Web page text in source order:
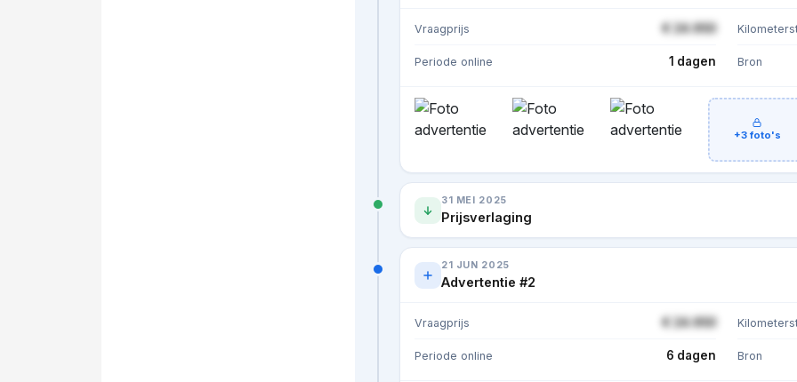
Vraagprijs € 24.950
Periode online 1 dagen Bron
+3 foto's
31 MEI 2025
Prijsverlaging
21 JUN 2025
Advertentie #2
Vraagprijs € 24.950
Periode online 6 dagen Bron